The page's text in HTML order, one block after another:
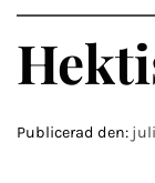
Publicerad den: